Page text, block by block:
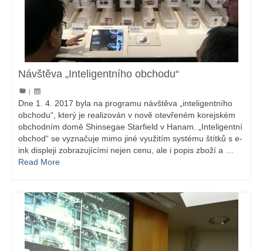
Návštěva „Inteligentního obchodu“
|
Dne 1. 4. 2017 byla na programu návštěva „inteligentního
obchodu“, který je realizován v nově otevřeném korejském
obchodním domě Shinsegae Starfield v Hanam. „Inteligentní
obchod“ se vyznačuje mimo jiné využitím systému štítků s e-
ink displeji zobrazujícími nejen cenu, ale i popis zboží a …
Read More